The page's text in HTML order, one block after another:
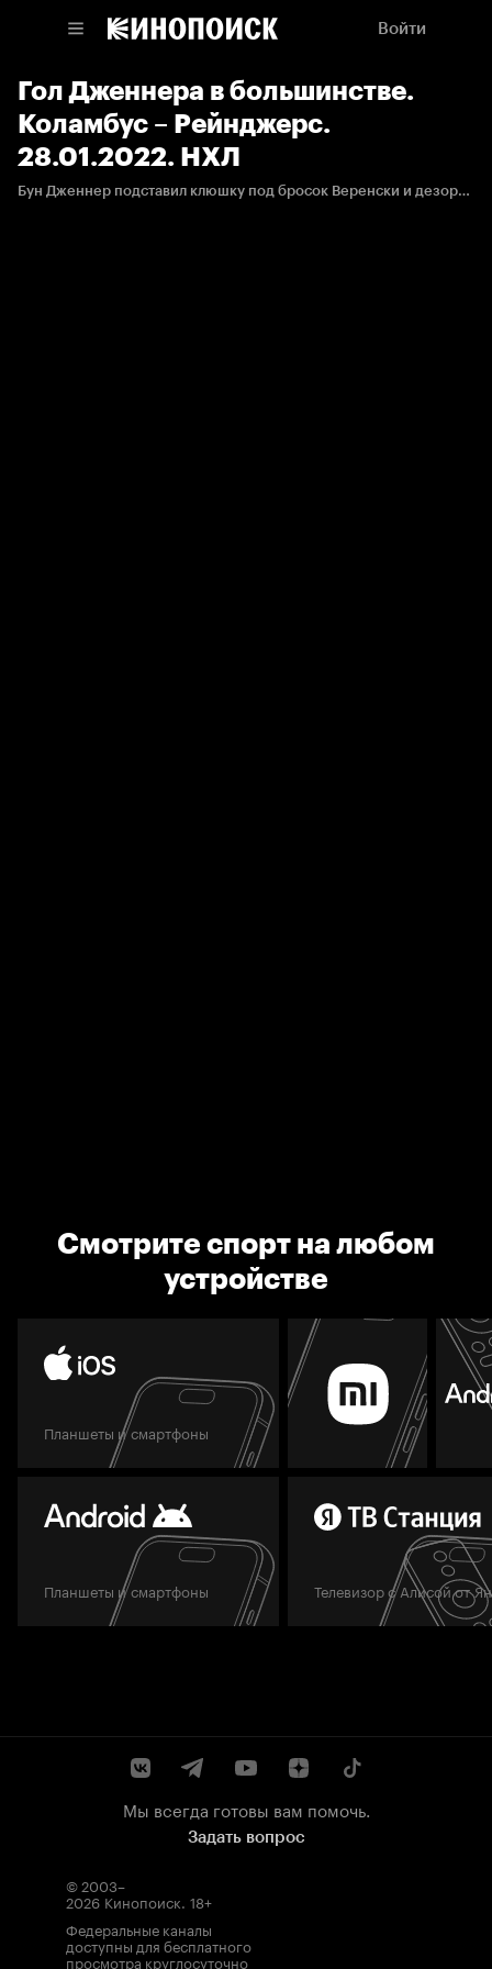
Войти
Гол Дженнера в большинстве.
Коламбус – Рейнджерс.
28.01.2022. НХЛ
Бун Дженнер подставил клюшку под бросок Веренски и дезориентировал Георгиева.
Смотрите спорт на любом
устройстве
Планшеты и смартфоны
Планшеты и смартфоны Телевизор с Алисой от
Мы всегда готовы вам помочь.
Задать вопрос
© 2003–
2026 Кинопоиск. 18+
Федеральные каналы
доступны для бесплатного
просмотра круглосуточно